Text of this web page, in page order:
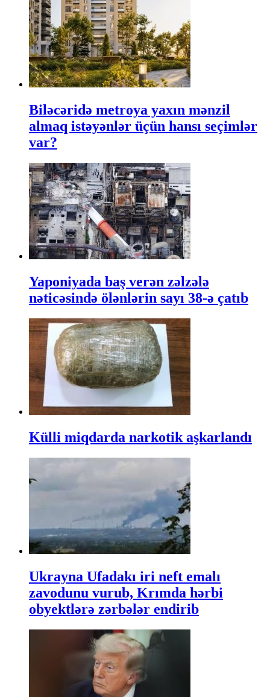
Biləcəridə metroya yaxın mənzil
almaq istəyənlər üçün hansı seçimlər
var?
Yaponiyada baş verən zəlzələ
nəticəsində ölənlərin sayı 38-ə çatıb
Külli miqdarda narkotik aşkarlandı
Ukrayna Ufadakı iri neft emalı
zavodunu vurub, Krımda hərbi
obyektlərə zərbələr endirib